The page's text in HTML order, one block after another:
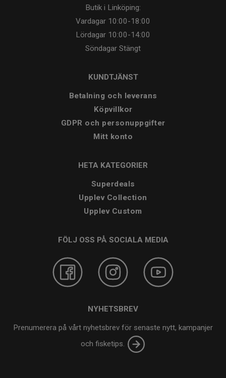
Butik i Linköping:
Vardagar 10:00-18:00
Lördagar 10:00-14:00
Söndagar Stängt
KUNDTJÄNST
Betalning och leverans
Köpvillkor
GDPR och personuppgifter
Mitt konto
HETA KATEGORIER
Superdeals
Upplev Collection
Upplev Custom
FÖLJ OSS PÅ SOCIALA MEDIA
NYHETSBREV
Prenumerera på vårt nyhetsbrev för senaste nytt, kampanjer
och fisketips.